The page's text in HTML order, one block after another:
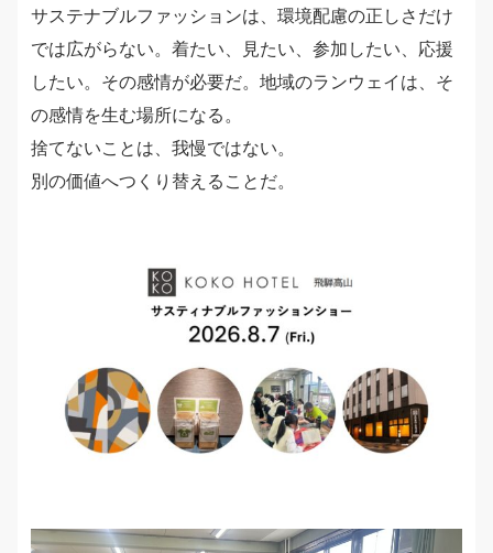
サステナブルファッションは、環境配慮の正しさだけ
では広がらない。着たい、見たい、参加したい、応援
したい。その感情が必要だ。地域のランウェイは、そ
の感情を生む場所になる。
捨てないことは、我慢ではない。
別の価値へつくり替えることだ。